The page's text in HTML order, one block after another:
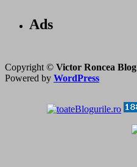
Ads
Copyright © Victor Roncea Blog
Powered by WordPress